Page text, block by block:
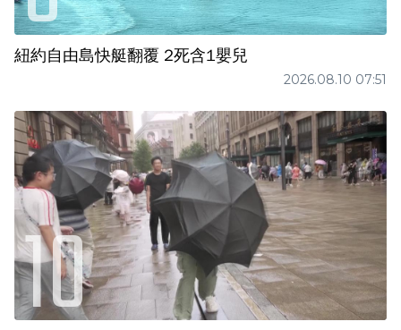
紐約自由島快艇翻覆 2死含1嬰兒
2026.08.10 07:51